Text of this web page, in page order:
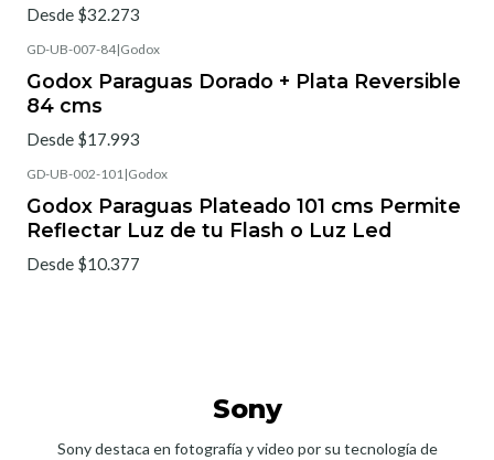
Desde $32.273
GD-UB-007-84|Godox
Godox Paraguas Dorado + Plata Reversible
84 cms
Desde $17.993
GD-UB-002-101 |Godox
Godox Paraguas Plateado 101 cms Permite
Reflectar Luz de tu Flash o Luz Led
Desde $10.377
Sony
Sony destaca en fotografía y video por su tecnología de